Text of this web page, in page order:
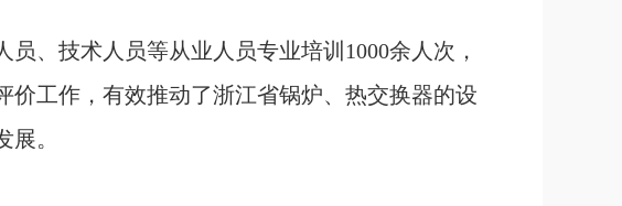
、技术人员等从业人员专业培训1000余人次，
价工作，有效推动了浙江省锅炉、热交换器的设
。